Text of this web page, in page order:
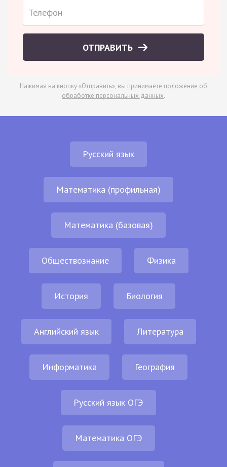
ОТПРАВИТЬ
Нажимая на кнопку «Отправить», вы принимаете положение об
обработке персональных данных.
Русский язык
Математика (профильная)
Математика (базовая)
Обществознание Физика
История Биология
Английский язык Литература
Информатика География
Русский язык ОГЭ
Математика ОГЭ